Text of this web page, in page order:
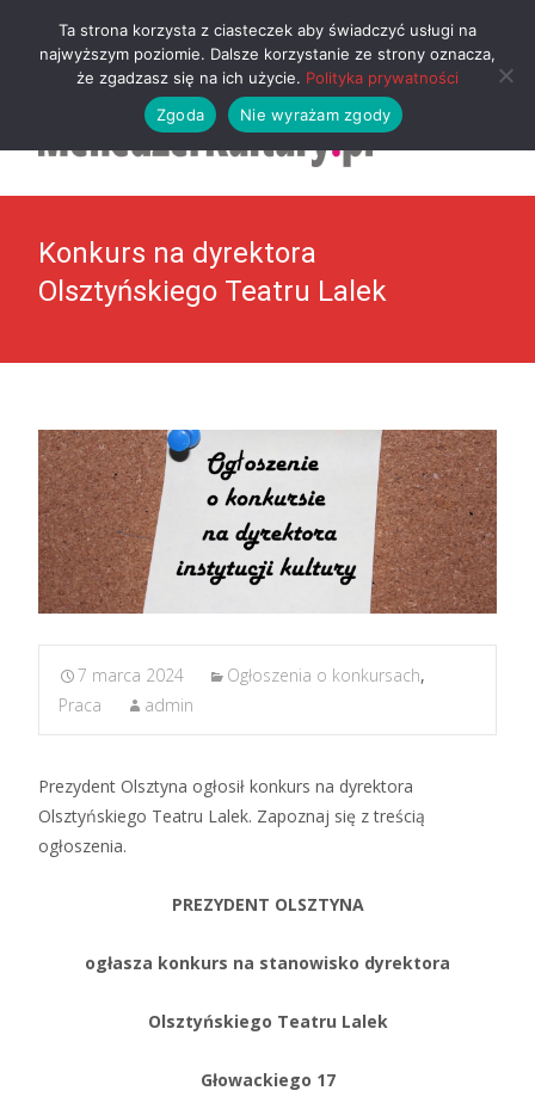
Konkurs na dyrektora
Olsztyńskiego Teatru Lalek
7 marca 2024 Ogłoszenia o konkursach,
Praca
admin
Prezydent Olsztyna ogłosił konkurs na dyrektora
Olsztyńskiego Teatru Lalek. Zapoznaj się z treścią
ogłoszenia.
PREZYDENT OLSZTYNA
ogłasza konkurs na stanowisko dyrektora
Olsztyńskiego Teatru Lalek
Głowackiego 17
MENU
Ta strona korzysta z ciasteczek aby świadczyć usługi na
najwyższym poziomie. Dalsze korzystanie ze strony oznacza,
że zgadzasz się na ich użycie. Polityka prywatności
Zgoda
Nie wyrażam zgody